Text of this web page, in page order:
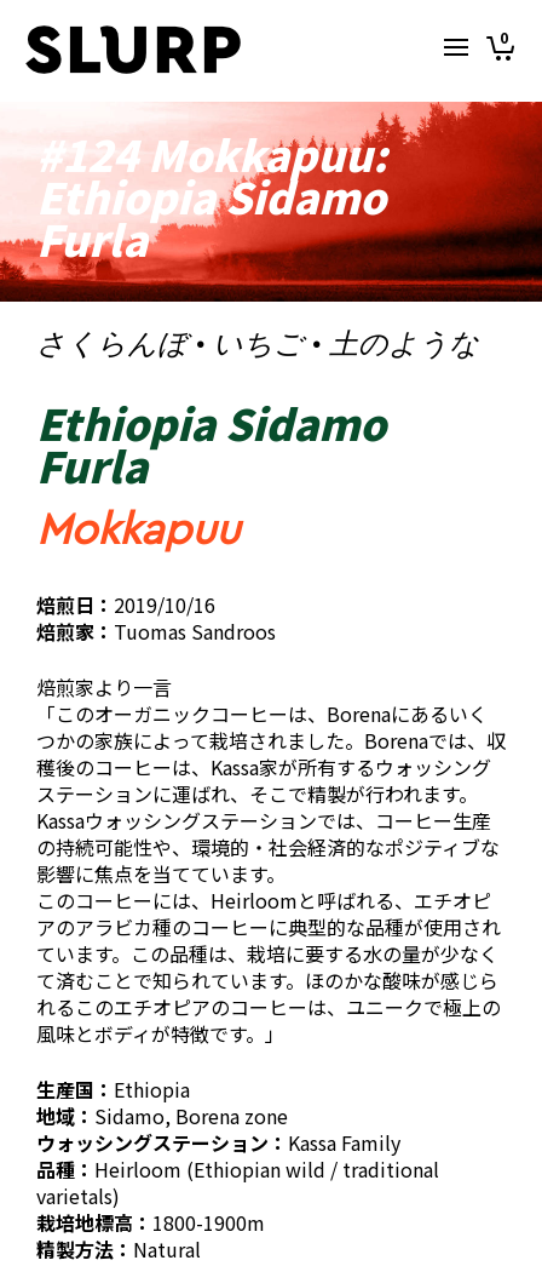
0
#124 Mokkapuu:
Ethiopia Sidamo
Furla
さくらんぼ · いちご · 土のような
Ethiopia Sidamo
Furla
Mokkapuu
焙煎日： 2019/10/16
焙煎家： Tuomas Sandroos
焙煎家より一言
「このオーガニックコーヒーは、Borenaにあるいく
つかの家族によって栽培されました。Borenaでは、収
穫後のコーヒーは、Kassa家が所有するウォッシング
ステーションに運ばれ、そこで精製が行われます。
Kassaウォッシングステーションでは、コーヒー生産
の持続可能性や、環境的・社会経済的なポジティブな
影響に焦点を当てています。
このコーヒーには、Heirloomと呼ばれる、エチオピ
アのアラビカ種のコーヒーに典型的な品種が使用され
ています。この品種は、栽培に要する水の量が少なく
て済むことで知られています。ほのかな酸味が感じら
れるこのエチオピアのコーヒーは、ユニークで極上の
風味とボディが特徴です。」
生産国： Ethiopia
地域： Sidamo, Borena zone
ウォッシングステーション： Kassa Family
品種： Heirloom (Ethiopian wild / traditional
varietals)
栽培地標高： 1800-1900m
精製方法： Natural